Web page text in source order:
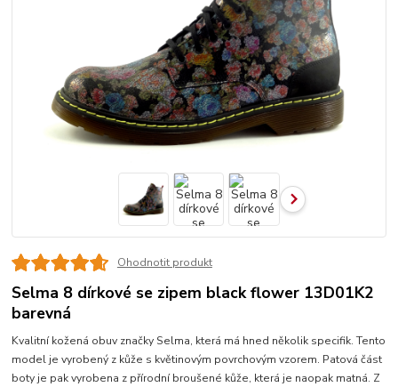
Ohodnotit produkt
Selma 8 dírkové se zipem black flower 13D01K2
barevná
Kvalitní kožená obuv značky Selma, která má hned několik specifik. Tento
model je vyrobený z kůže s květinovým povrchovým vzorem. Patová část
boty je pak vyrobena z přírodní broušené kůže, která je naopak matná. Z